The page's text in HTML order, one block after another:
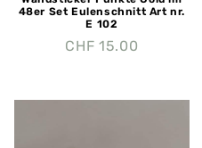
48er Set Eulenschnitt Art nr.
E 102
CHF 15.00